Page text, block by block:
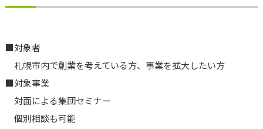
■対象者
札幌市内で創業を考えている方、事業を拡大したい方
■対象事業
対面による集団セミナー
個別相談も可能